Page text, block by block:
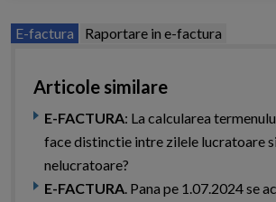
E-factura Raportare in e-factura
Articole similare
E-FACTURA: La calcularea
face distinctie intre zilele lucratoare
nelucratoare?
E-FACTURA. Pana pe 1.07.2024 se